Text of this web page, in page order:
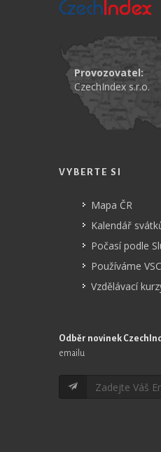
Provozovatel:
CzechIndex s.r.o.
VYBERTE SI
Mapa ČR
Kalendář
Počasí podle
Používáme
Vzdělávací
Odběr novinek
emailu